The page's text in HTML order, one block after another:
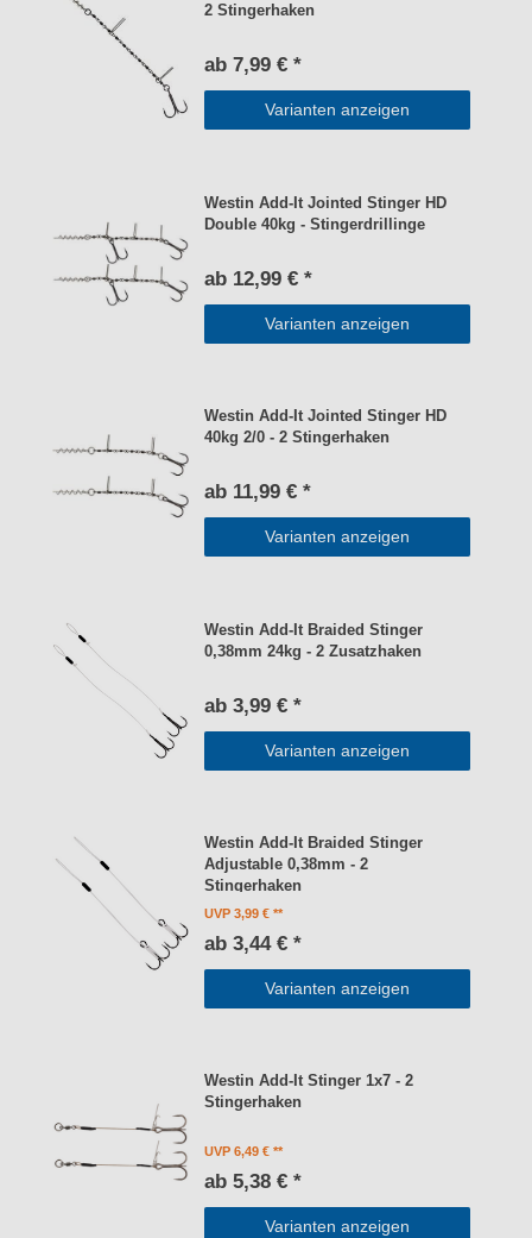
2 Stingerhaken
ab 7,99 € *
Varianten anzeigen
Westin Add-It Jointed Stinger HD
Double 40kg - Stingerdrillinge
ab 12,99 € *
Varianten anzeigen
Westin Add-It Jointed Stinger HD
40kg 2/0 - 2 Stingerhaken
ab 11,99 € *
Varianten anzeigen
Westin Add-It Braided Stinger
0,38mm 24kg - 2 Zusatzhaken
ab 3,99 € *
Varianten anzeigen
Westin Add-It Braided Stinger
Adjustable 0,38mm - 2
Stingerhaken
UVP 3,99 €
ab 3,44 € *
Varianten anzeigen
Westin Add-It Stinger 1x7 - 2
Stingerhaken
UVP 6,49 €
ab 5,38 € *
Varianten anzeigen